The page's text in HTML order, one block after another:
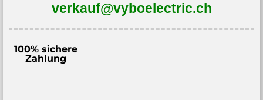
verkauf@vyboelectric.ch
100% sichere
Zahlung